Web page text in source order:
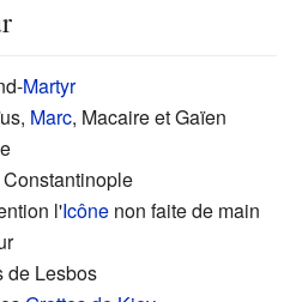
Martyr
Marc, Macaire et Gaïen
l'Icône non faite de main
de Lesbos